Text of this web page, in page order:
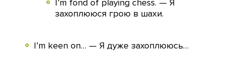
I’m fond of playing chess. — Я
захоплююся грою в шахи.
I’m keen on… — Я дуже захоплююсь…